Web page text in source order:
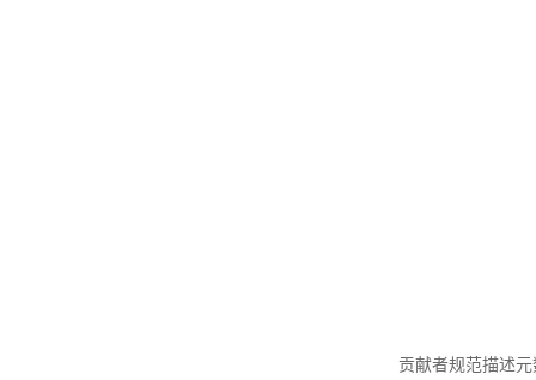
贡献者规范描述